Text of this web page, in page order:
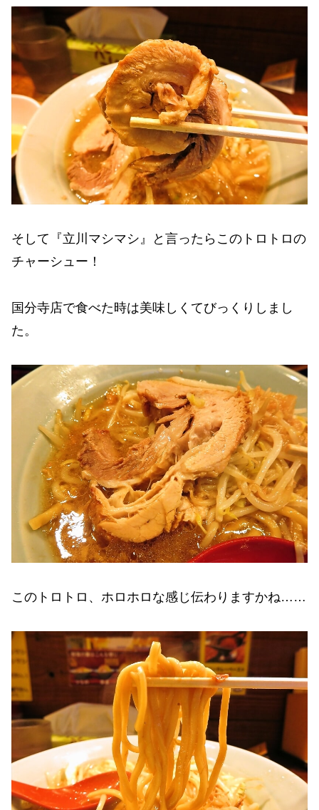
そして『立川マシマシ』と言ったらこのトロトロの
チャーシュー！
国分寺店で食べた時は美味しくてびっくりしまし
た。
このトロトロ、ホロホロな感じ伝わりますかね……